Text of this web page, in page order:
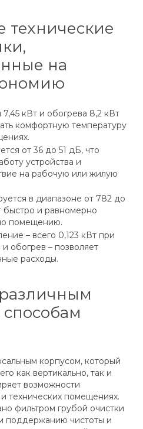
на
кВт и обогрева 8,2 кВт
комфортную температуру
от 36 до 51 дБ, что
устройства и
на рабочую или жилую
в диапазоне от 782 до
быстро и равномерно
помещению.
– всего 0,123 кВт при
обогрев – позволяет
расходы.
корпусом, который
как вертикально, так и
возможности
технических помещениях.
фильтром грубой очистки
поддержанию чистоты и